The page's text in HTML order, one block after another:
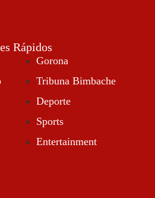
Rápidos
Gorona
Tribuna Bimbache
Deporte
Sports
Entertainment